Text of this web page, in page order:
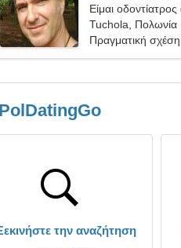
Είμαι
γυναίκα
Tuchola, Πολωνία
Πραγματική σχέση
την αναζήτηση